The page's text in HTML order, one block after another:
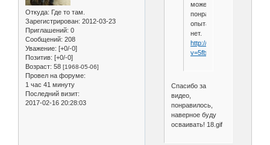
Откуда: Где то там.
Зарегистрирован: 2012-03-23
Приглашений: 0
Сообщений: 208
Уважение: [+0/-0]
Позитив: [+0/-0]
Возраст: 58 [1968-05-06]
Провел на форуме:
1 час 41 минуту
Последний визит:
2017-02-16 20:28:03
может
понравется.если
опыта
нет.
http://www.youtube.com/
v=5fbQMksbd9I
Спасибо за
видео,
понравилось,
наверное буду
осваивать! 18.gif